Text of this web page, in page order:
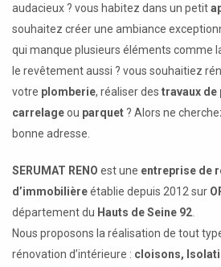
audacieux ? vous habitez dans un petit
souhaitez créer une ambiance
qui manque plusieurs éléments comme
le revêtement aussi ? vous souhaitiez
votre plomberie, réaliser des travaux de
carrelageou parquet ? Alors ne
bonne adresse.
SERUMAT RENO est une entreprise de
d’immobilièreétablie depuis 2012 sur
département du Hauts de Seine 92
Nous proposons la réalisation de tout
rénovation d’intérieure : cloisons,